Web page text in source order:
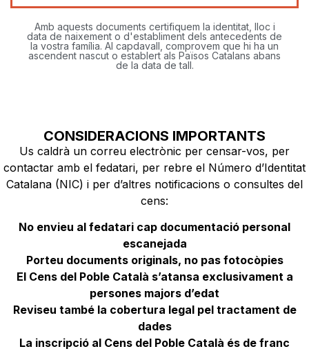
Amb aquests documents certifiquem la identitat, lloc i
data de naixement o d'establiment dels antecedents de
la vostra família. Al capdavall, comprovem que hi ha un
ascendent nascut o establert als Països Catalans abans
de la data de tall.
CONSIDERACIONS IMPORTANTS
Us caldrà un correu electrònic per censar-vos, per
contactar amb el fedatari, per rebre el Número d’Identitat
Catalana (NIC) i per d’altres notificacions o consultes del
cens:
No envieu al fedatari cap documentació personal
escanejada
Porteu documents originals, no pas fotocòpies
El Cens del Poble Català s’atansa exclusivament a
persones majors d’edat
Reviseu també la cobertura legal pel tractament de
dades
La inscripció al Cens del Poble Català és de franc